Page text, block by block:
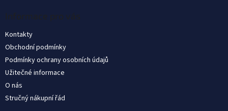
Informace pro vás
Kontakty
Obchodní podmínky
Podmínky ochrany osobních údajů
Užitečné informace
O nás
Stručný nákupní řád